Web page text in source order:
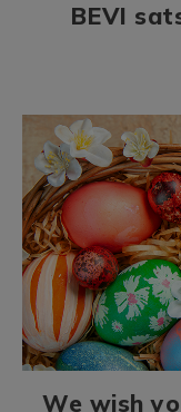
BEVI
We wish